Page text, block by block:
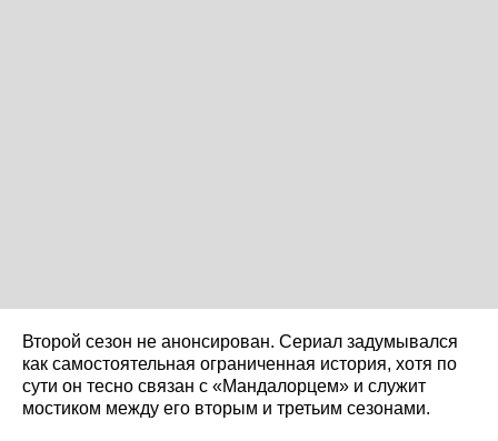
Второй сезон не анонсирован. Сериал задумывался
как самостоятельная ограниченная история, хотя по
сути он тесно связан с «Мандалорцем» и служит
мостиком между его вторым и третьим сезонами.